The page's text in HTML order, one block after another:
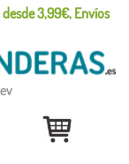
3,99€, Envíos